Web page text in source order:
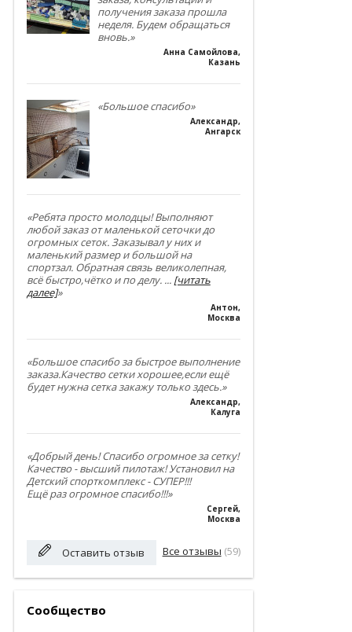
получения заказа прошла
неделя. Будем обращаться
вновь.»
Анна Самойлова,
Казань
«Большое спасибо»
Александр,
Ангарск
«Ребята просто молодцы! Выполняют
любой заказ от маленькой сеточки до
огромных сеток. Заказывал у них и
маленький размер и большой на
спортзал. Обратная связь великолепная,
всё быстро,чётко и по делу. ... [читать
далее]»
Антон,
Москва
«Большое спасибо за быстрое выполнение
заказа.Качество сетки хорошее,если ещё
будет нужна сетка закажу только здесь.»
Александр,
Калуга
«Добрый день! Спасибо огромное за сетку!
Качество - высший пилотаж! Установил на
Детский спорткомплекс - СУПЕР!!!
Ещё раз огромное спасибо!!!»
Сергей,
Москва
Оставить отзыв Все отзывы (59)
Сообщество